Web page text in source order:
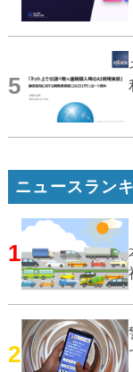
5
ニュースラン
1
2